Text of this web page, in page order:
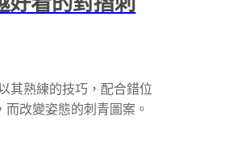
其熟練的技巧，配合錯位
改變姿態的刺青圖案。